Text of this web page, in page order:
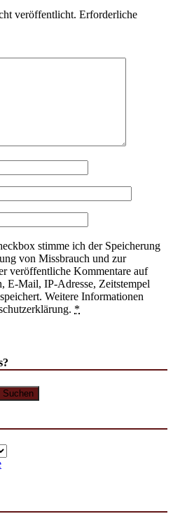
veröffentlicht. Erforderliche
stimme ich der Speicherung
von Missbrauch und zur
veröffentliche Kommentare auf
E-Mail, IP-Adresse, Zeitstempel
Weitere Informationen
*